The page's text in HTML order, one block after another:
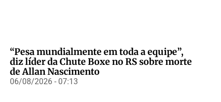
“Pesa mundialmente em toda a equipe”,
diz líder da Chute Boxe no RS sobre morte
de Allan Nascimento
06/08/2026 - 07:13